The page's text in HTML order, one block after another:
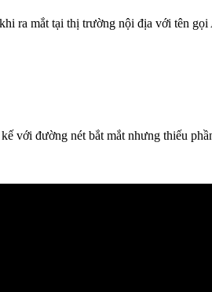
ra mắt tại thị trường nội địa với tên
đường nét bắt mắt nhưng thiếu